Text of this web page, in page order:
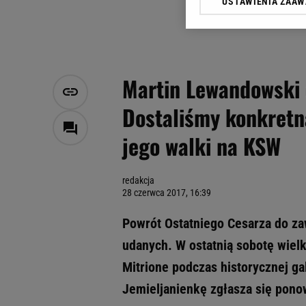
Martin
Dostaliśmy
jego walki na KSW
redakcja
28 czerwca 2017, 16:39
Powrót Ostatniego Cesarza do
udanych. W ostatnią sobotę
Mitrione podczas historycznej
Jemieljanienkę zgłasza się
Klikając „Akceptuję”
Zaufanych Partnerów i
My, nasi Zaufani
Przechowywanie
badnie odbiorców i